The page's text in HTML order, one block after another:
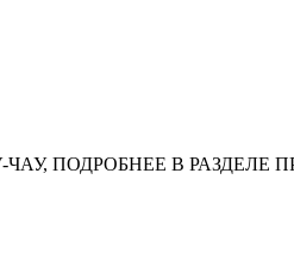
ПОДРОБНЕЕ В РАЗДЕЛЕ